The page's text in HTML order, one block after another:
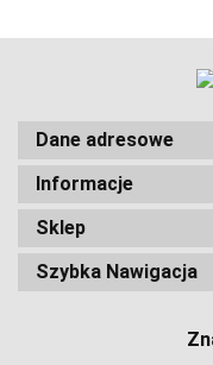
Dane adresowe
Informacje
Sklep
Szybka Nawigacja